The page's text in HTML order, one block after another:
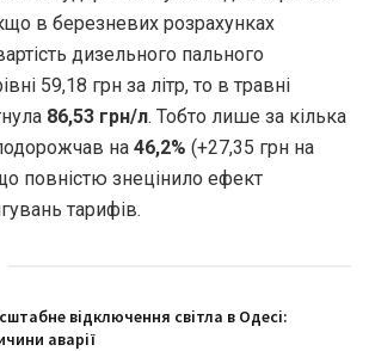
в березневих розрахунках
дизельного пального
59,18 грн за літр, то в травні
86,53 грн/л. Тобто лише за кілька
на 46,2% (+27,35 грн на
повністю знецінило ефект
тарифів.
відключення світла в Одесі:
аварії